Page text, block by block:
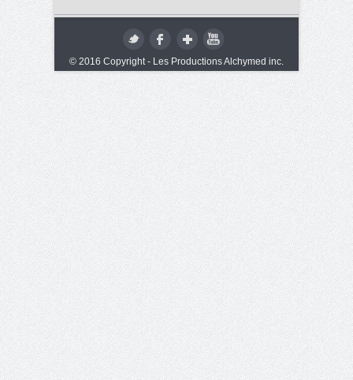
© 2016 Copyright - Les Productions Alchymed inc.